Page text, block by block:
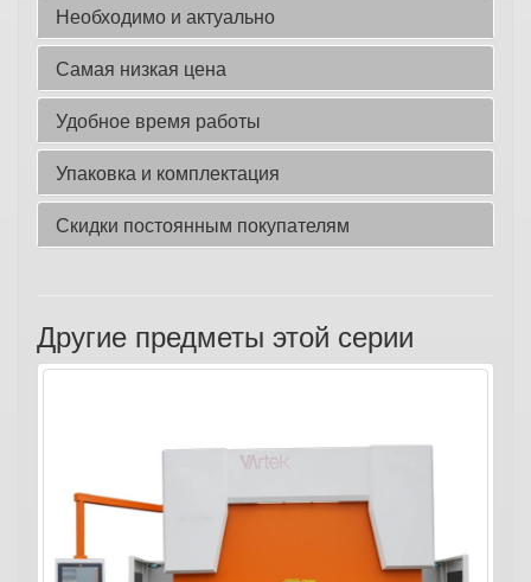
Необходимо и актуально
Самая низкая цена
Удобное время работы
Упаковка и комплектация
Скидки постоянным покупателям
Другие предметы этой серии